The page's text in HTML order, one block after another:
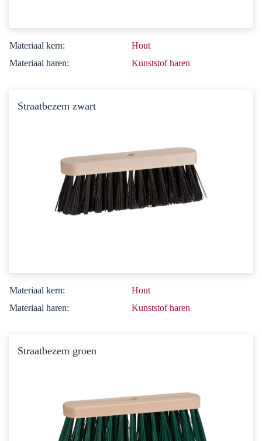
Materiaal kern:
Hout
Materiaal haren:
Kunststof haren
Straatbezem zwart
Materiaal kern:
Hout
Materiaal haren:
Kunststof haren
Straatbezem groen